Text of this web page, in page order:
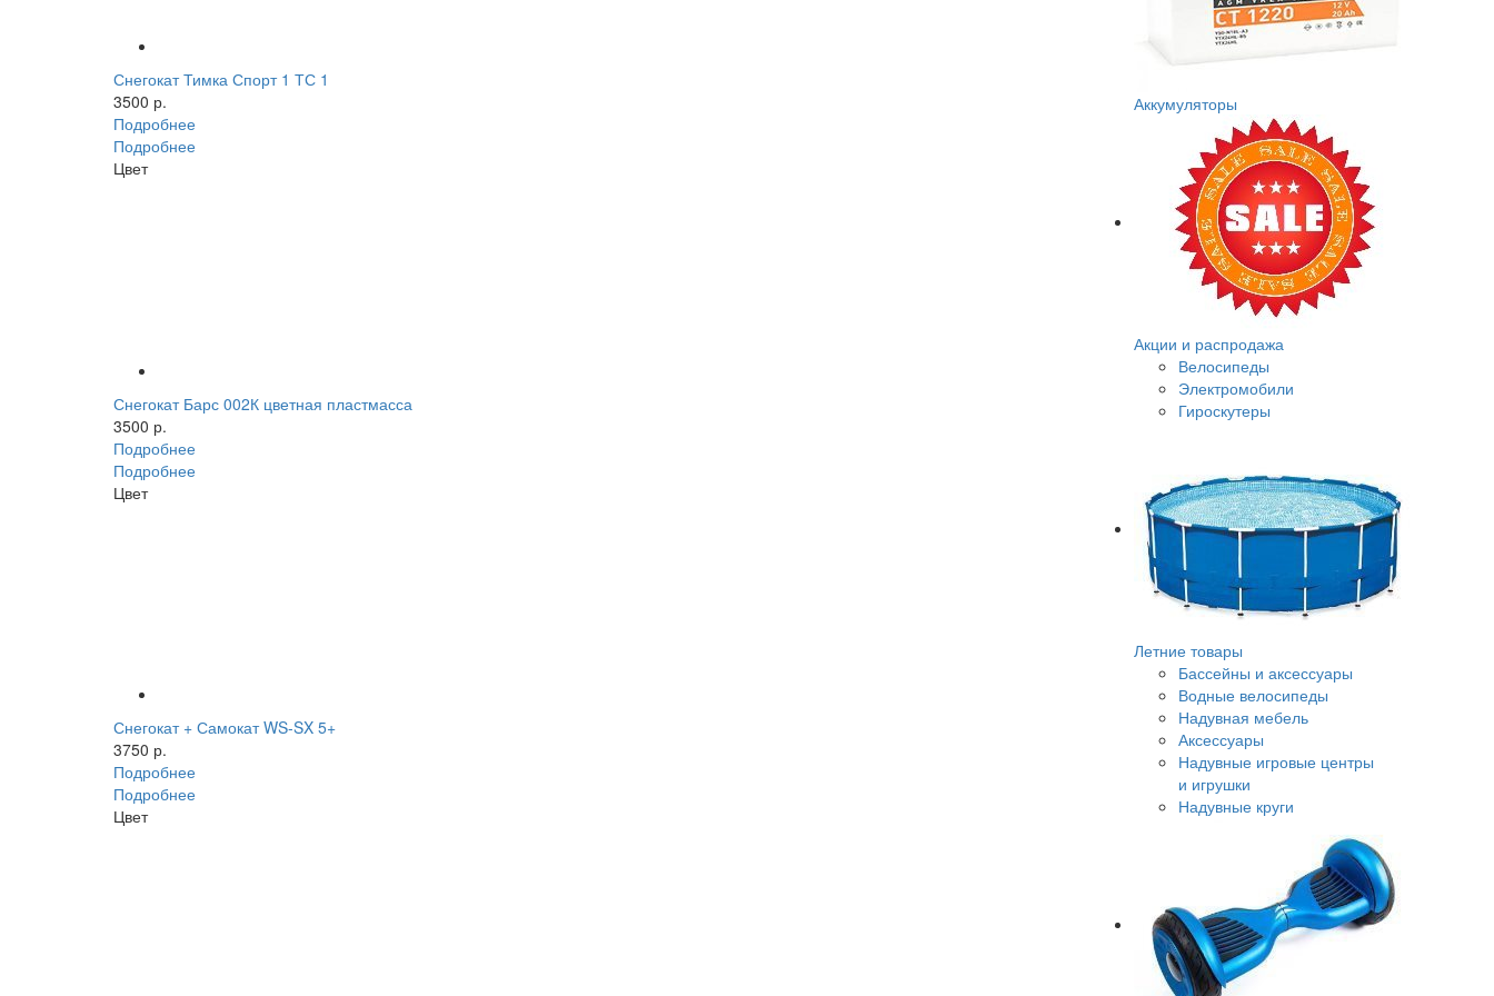
Аккумуляторы
Акции и распродажа
Велосипеды
Электромобили
Гироскутеры
Летние товары
Бассейны и аксессуары
Водные велосипеды
Надувная мебель
Аксессуары
Надувные игровые центры
и игрушки
Надувные круги
Снегокат Тимка Спорт 1 ТС 1
3500 р.
Подробнее
Подробнее
Цвет
Снегокат Барс 002К цветная пластмасса
3500 р.
Подробнее
Подробнее
Цвет
Снегокат + Самокат WS-SX 5+
3750 р.
Подробнее
Подробнее
Цвет